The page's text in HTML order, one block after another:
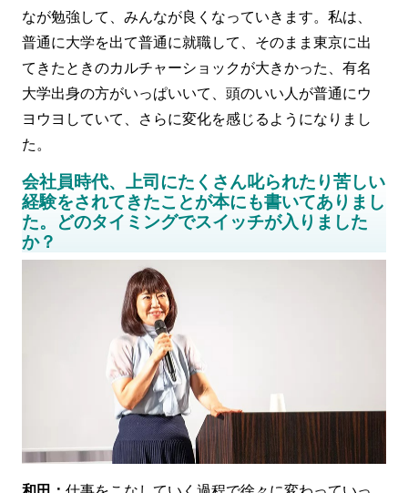
なが勉強して、みんなが良くなっていきます。私は、
普通に大学を出て普通に就職して、そのまま東京に出
てきたときのカルチャーショックが大きかった、有名
大学出身の方がいっぱいいて、頭のいい人が普通にウ
ヨウヨしていて、さらに変化を感じるようになりまし
た。
会社員時代、上司にたくさん叱られたり苦しい
経験をされてきたことが本にも書いてありまし
た。どのタイミングでスイッチが入りました
か？